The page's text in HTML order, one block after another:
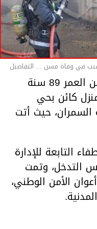
في وفاة مسن ... التفاصيل
توفي يوم أمس مسن يبلغ من العمر 89 سنة
كائن بحي
السمران، حيث أتت
التابعة للإدارة
التدخل، وتمت
الأمن الوطني،